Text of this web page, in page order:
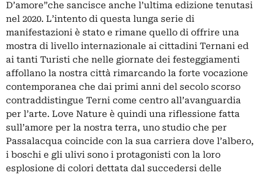
D’amore”che sancisce anche l’ultima edizione tenutasi
nel 2020. L’intento di questa lunga serie di
manifestazioni è stato e rimane quello di offrire una
mostra di livello internazionale ai cittadini Ternani ed
ai tanti Turisti che nelle giornate dei festeggiamenti
affollano la nostra città rimarcando la forte vocazione
contemporanea che dai primi anni del secolo scorso
contraddistingue Terni come centro all’avanguardia
per l’arte. Love Nature è quindi una riflessione fatta
sull’amore per la nostra terra, uno studio che per
Passalacqua coincide con la sua carriera dove l’albero,
i boschi e gli ulivi sono i protagonisti con la loro
esplosione di colori dettata dal succedersi delle